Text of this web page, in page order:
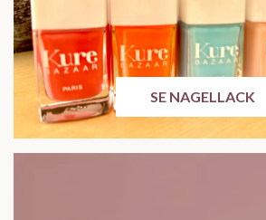
SE NAGELLACK